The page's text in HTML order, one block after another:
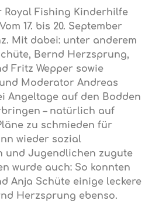
Royal Fishing Kinderhilfe
17. bis 20. September
Mit dabei: unter anderem
Bernd Herzsprung,
Fritz Wepper sowie
Moderator Andreas
Angeltage auf den Bodden
– natürlich auf
zu schmieden für
wieder sozial
und Jugendlichen zugute
wurde auch: So konnten
Anja Schüte einige leckere
Herzsprung ebenso.